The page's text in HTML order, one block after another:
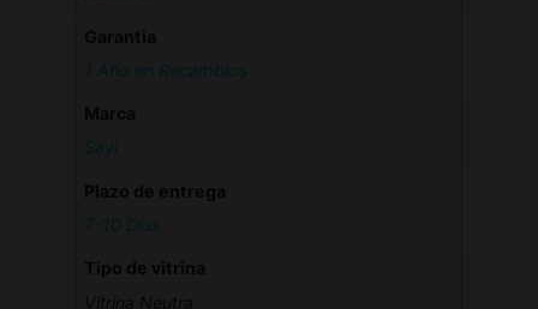
1 Año en Recambios
Sayl
7-10 Días